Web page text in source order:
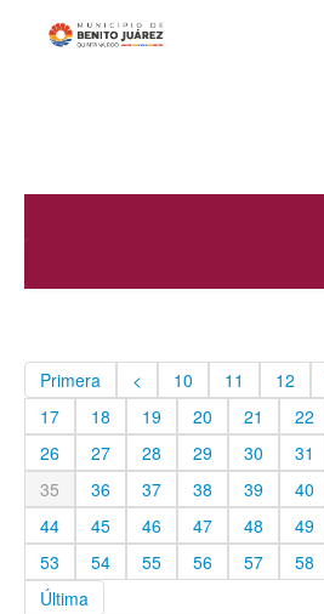
Obligaciones de transparencia
Solicitudes de acceso
Protección de datos personales
Transparencia financiera
Gestión para Resultados
Primera < 10 11 12
17
18 19 20 21 22
26
27 28 29 30 31
35
36 37 38 39 40
44
45 46 47 48 49
53
54 55 56 57 58
Última